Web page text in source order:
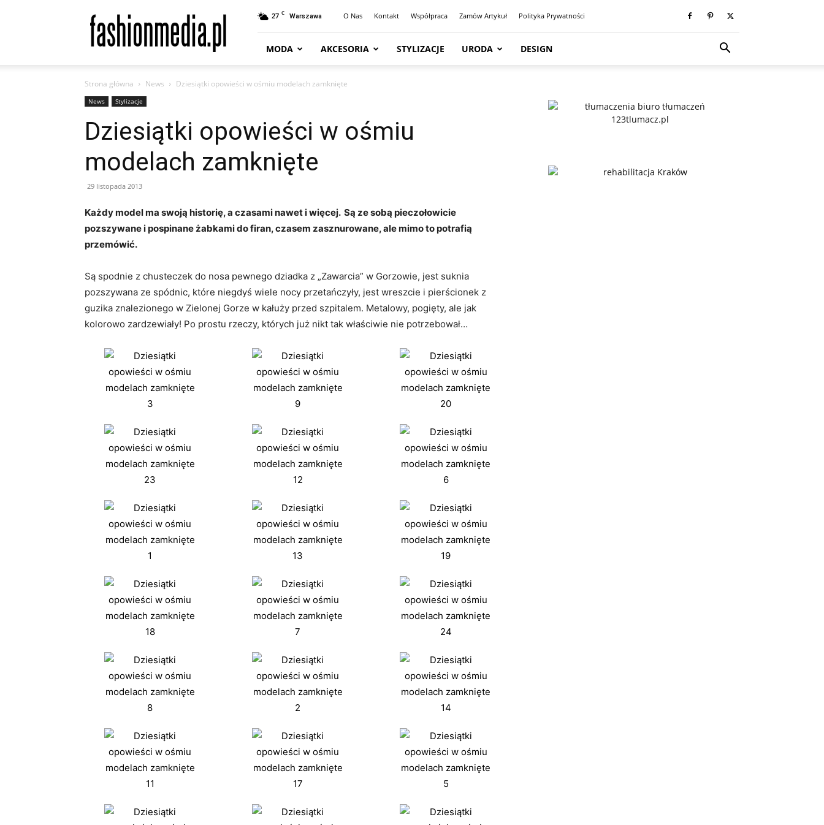
Moda
Styl
|
|
Design
27 C Warszawa O Nas Kontakt Współpraca Zamów Artykuł Polityka Prywatności
MODA AKCESORIA STYLIZACJE URODA DESIGN
Strona główna News Dziesiątki opowieści w ośmiu modelach zamknięte
News Stylizacje
Dziesiątki opowieści w ośmiu
modelach zamknięte
29 listopada 2013
Każdy model ma swoją historię, a czasami nawet i więcej. Są ze sobą pieczołowicie
pozszywane i pospinane żabkami do firan, czasem zasznurowane, ale mimo to potrafią
przemówić.
Są spodnie z chusteczek do nosa pewnego dziadka z „Zawarcia” w Gorzowie, jest suknia
pozszywana ze spódnic, które niegdyś wiele nocy przetańczyły, jest wreszcie i pierścionek z
guzika znalezionego w Zielonej Gorze w kałuży przed szpitalem. Metalowy, pogięty, ale jak
kolorowo zardzewiały! Po prostu rzeczy, których już nikt tak właściwie nie potrzebował…